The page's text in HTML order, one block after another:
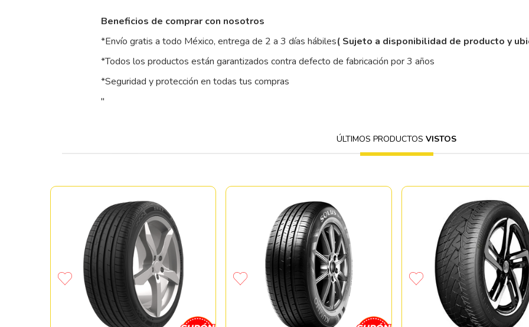
Beneficios de comprar con nosotros
*Envío gratis a todo México, entrega de 2 a 3 días hábiles( Sujeto a disponibilidad de producto y
*Todos los productos están garantizados contra defecto de fabricación por 3 años
*Seguridad y protección en todas tus compras
"
ÚLTIMOS PRODUCTOSVISTOS